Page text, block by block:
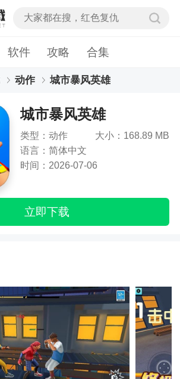
软件 攻略 合集
动作 城市暴风英雄
城市暴风英雄
类型：动作
大小：168.89 MB
语言：简体中文
时间：2026-07-06
立即下载